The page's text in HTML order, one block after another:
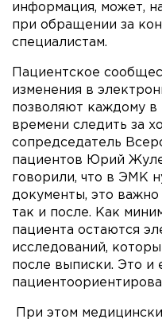
информация, может,
при обращении за
специалистам.
Пациентское
изменения в
позволяют каждому в
времени следить за
сопредседатель
пациентов Юрий
говорили, что в ЭМК
документы, это
так и после. Как
пациента остаются
исследований,
после выписки. Это и
При этом